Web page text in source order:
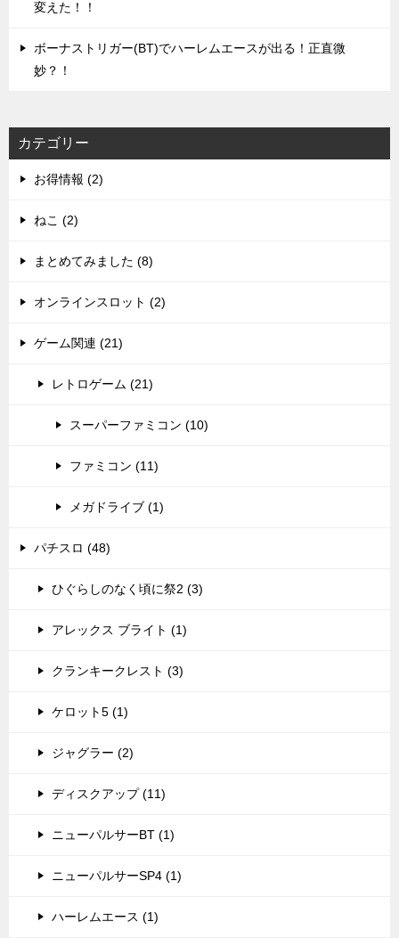
変えた！！
ボーナストリガー(BT)でハーレムエースが出る！正直微
妙？！
カテゴリー
お得情報 (2)
ねこ (2)
まとめてみました (8)
オンラインスロット (2)
ゲーム関連 (21)
レトロゲーム (21)
スーパーファミコン (10)
ファミコン (11)
メガドライブ (1)
パチスロ (48)
ひぐらしのなく頃に祭2 (3)
アレックス ブライト (1)
クランキークレスト (3)
ケロット5 (1)
ジャグラー (2)
ディスクアップ (11)
ニューパルサーBT (1)
ニューパルサーSP4 (1)
ハーレムエース (1)